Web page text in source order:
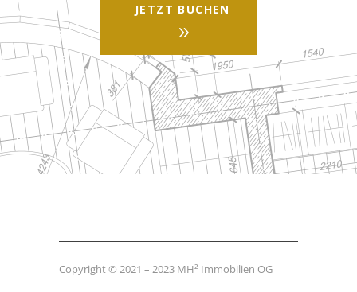
JETZT BUCHEN
Copyright © 2021 – 2023 MH² Immobilien OG